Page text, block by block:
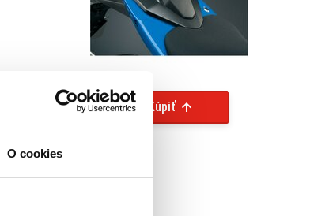
O cookies
Kúpiť